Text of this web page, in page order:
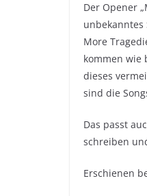
Der Opener
unbekanntes
More
kommen wie
dieses
sind die
Das passt
schreiben
Erschienen